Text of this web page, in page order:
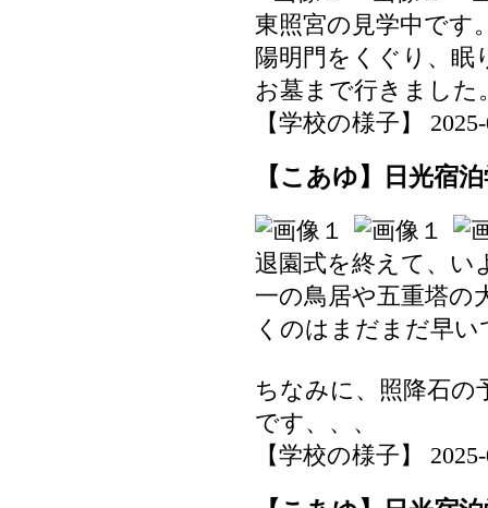
東照宮の見学中です
陽明門をくぐり、眠
お墓まで行きました
【学校の様子】
【こあゆ】日光宿
退園式を終えて、い
一の鳥居や五重塔の
くのはまだまだ早い
ちなみに、照降石の
です、、、
【学校の様子】